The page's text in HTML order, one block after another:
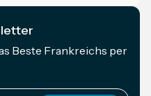
Beste Frankreichs per